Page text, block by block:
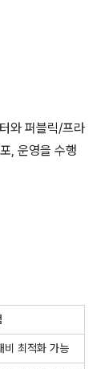
와 퍼블릭/프라
, 운영을 수행
비 최적화 가능